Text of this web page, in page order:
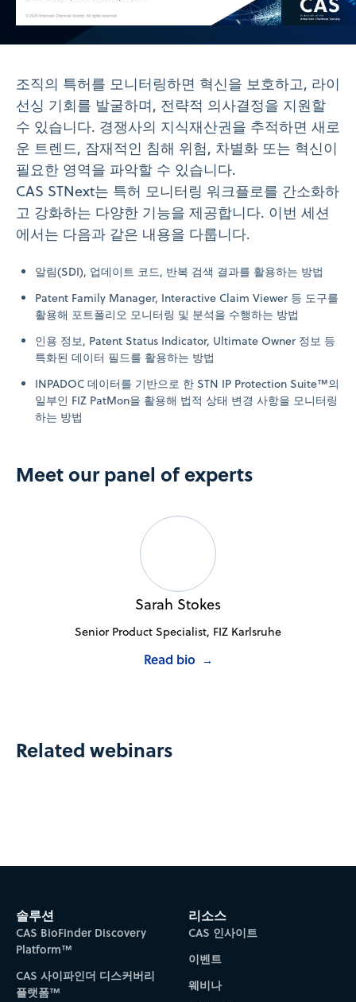
Video
조직의 특허를 모니터링하면 혁신을 보호하고, 라이
선싱 기회를 발굴하며, 전략적 의사결정을 지원할
수 있습니다. 경쟁사의 지식재산권을 추적하면 새로
운 트렌드, 잠재적인 침해 위험, 차별화 또는 혁신이
필요한 영역을 파악할 수 있습니다.
CAS STNext는 특허 모니터링 워크플로를 간소화하
고 강화하는 다양한 기능을 제공합니다. 이번 세션
에서는 다음과 같은 내용을 다룹니다.
알림(SDI), 업데이트 코드, 반복 검색 결과를 활용하는 방법
Patent Family Manager, Interactive Claim Viewer 등 도구를
활용해 포트폴리오 모니터링 및 분석을 수행하는 방법
인용 정보, Patent Status Indicator, Ultimate Owner 정보 등
특화된 데이터 필드를 활용하는 방법
INPADOC 데이터를 기반으로 한 STN IP Protection Suite™의
일부인 FIZ PatMon을 활용해 법적 상태 변경 사항을 모니터링
하는 방법
Meet our panel of experts
Sarah Stokes
Senior Product Specialist, FIZ Karlsruhe
Read bio →
Related webinars
솔루션
CAS BioFinder Discovery
Platform™
CAS 사이파인더 디스커버리
플랫폼™
리소스
CAS 인사이트
이벤트
웨비나